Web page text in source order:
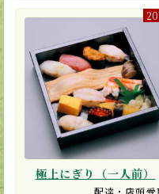
極上にぎり（一人前）